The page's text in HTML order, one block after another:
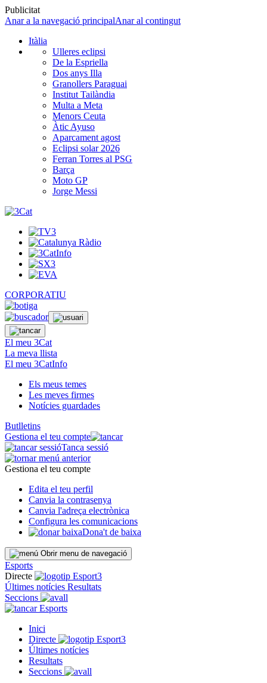
Publicitat
Anar a la navegació principalAnar al contingut
Itàlia
Ulleres eclipsi
De la Espriella
Dos anys Illa
Granollers Paraguai
Institut Tailàndia
Multa a Meta
Menors Ceuta
Àtic Ayuso
Aparcament agost
Eclipsi solar 2026
Ferran Torres al PSG
Barça
Moto GP
Jorge Messi
CORPORATIU
El meu 3Cat
La meva llista
El meu 3CatInfo
Els meus temes
Les meves firmes
Notícies guardades
Butlletins
Gestiona el teu compte
Tanca sessió
Gestiona el teu compte
Edita el teu perfil
Canvia la contrasenya
Canvia l'adreça electrònica
Configura les comunicacions
Dona't de baixa
Obrir menu de navegació
Esports
Directe
Últimes notícies Resultats
Seccions
Esports
Inici
Directe
Últimes notícies
Resultats
Seccions